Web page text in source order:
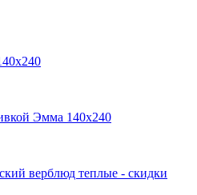
Эмма 140х240
верблюд теплые - скидки